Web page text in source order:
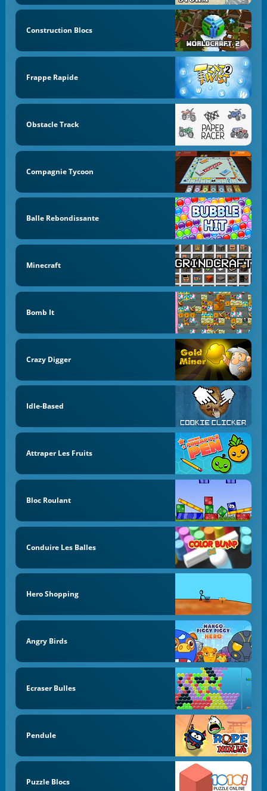
Construction Blocs
Frappe Rapide
Obstacle Track
Compagnie Tycoon
Balle Rebondissante
Minecraft
Bomb It
Crazy Digger
Idle-Based
Attraper Les Fruits
Bloc Roulant
Conduire Les Balles
Hero Shopping
Angry Birds
Ecraser Bulles
Pendule
Puzzle Blocs